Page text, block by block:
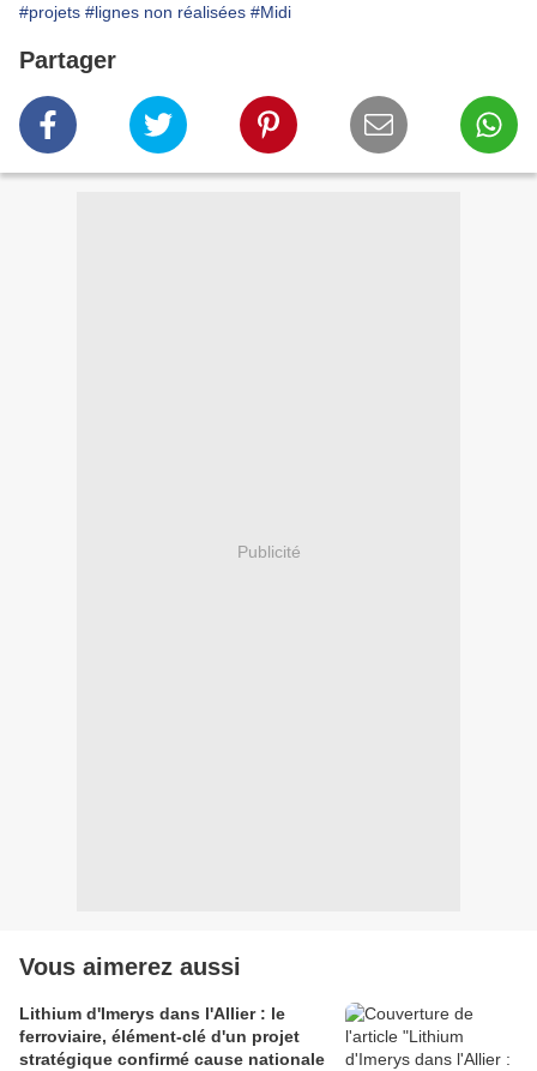
#projets #lignes non réalisées #Midi
Partager
Publicité
Vous aimerez aussi
Lithium d'Imerys dans l'Allier : le
ferroviaire, élément-clé d'un projet
stratégique confirmé cause nationale